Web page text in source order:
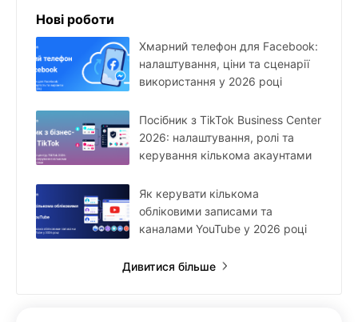
Нові роботи
Хмарний телефон для Facebook:
налаштування, ціни та сценарії
використання у 2026 році
Посібник з TikTok Business Center
2026: налаштування, ролі та
керування кількома акаунтами
Як керувати кількома
обліковими записами та
каналами YouTube у 2026 році
Дивитися більше